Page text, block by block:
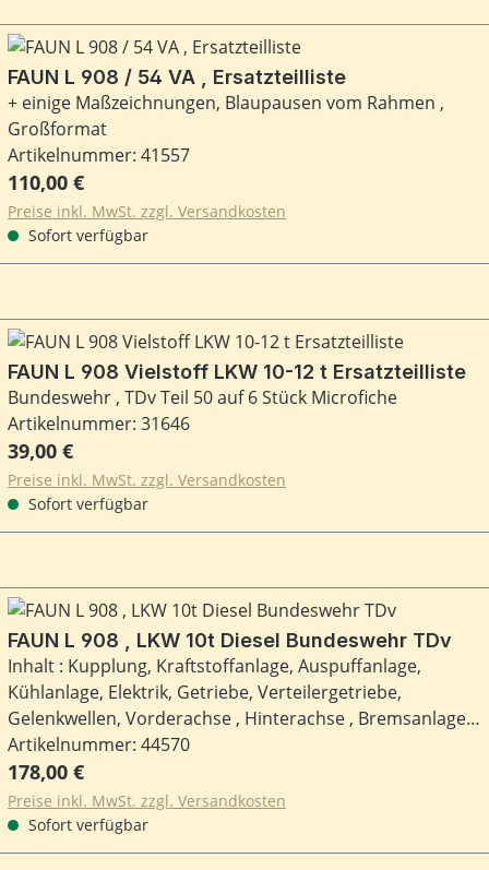
FAUN L 908 / 54 VA , Ersatzteilliste
+ einige Maßzeichnungen, Blaupausen vom Rahmen ,
Großformat
Artikelnummer: 41557
Regulärer Preis:
110,00 €
Preise inkl. MwSt. zzgl. Versandkosten
Sofort verfügbar
FAUN L 908 Vielstoff LKW 10-12 t Ersatzteilliste
Bundeswehr , TDv Teil 50 auf 6 Stück Microfiche
Artikelnummer: 31646
Regulärer Preis:
39,00 €
Preise inkl. MwSt. zzgl. Versandkosten
Sofort verfügbar
FAUN L 908 , LKW 10t Diesel Bundeswehr TDv
Inhalt : Kupplung, Kraftstoffanlage, Auspuffanlage,
Kühlanlage, Elektrik, Getriebe, Verteilergetriebe,
Gelenkwellen, Vorderachse , Hinterachse , Bremsanlage,
Räder, Lenkung, Rahmen, Federung, Blechteile, Aufbau,
Fahrerhaus, Kran, Zubehör.
Artikelnummer: 44570
Regulärer Preis:
178,00 €
Preise inkl. MwSt. zzgl. Versandkosten
Sofort verfügbar